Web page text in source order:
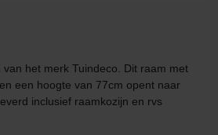
het merk Tuindeco. Dit raam met
een hoogte van 77cm opent naar
inclusief raamkozijn en rvs